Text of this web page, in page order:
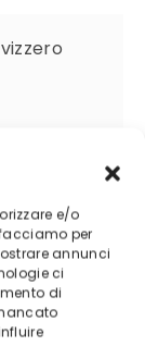
e/o
per
annunci
ci
di
perdono
con